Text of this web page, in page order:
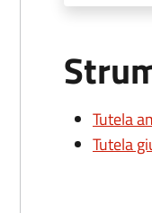
Tutela
Tutela